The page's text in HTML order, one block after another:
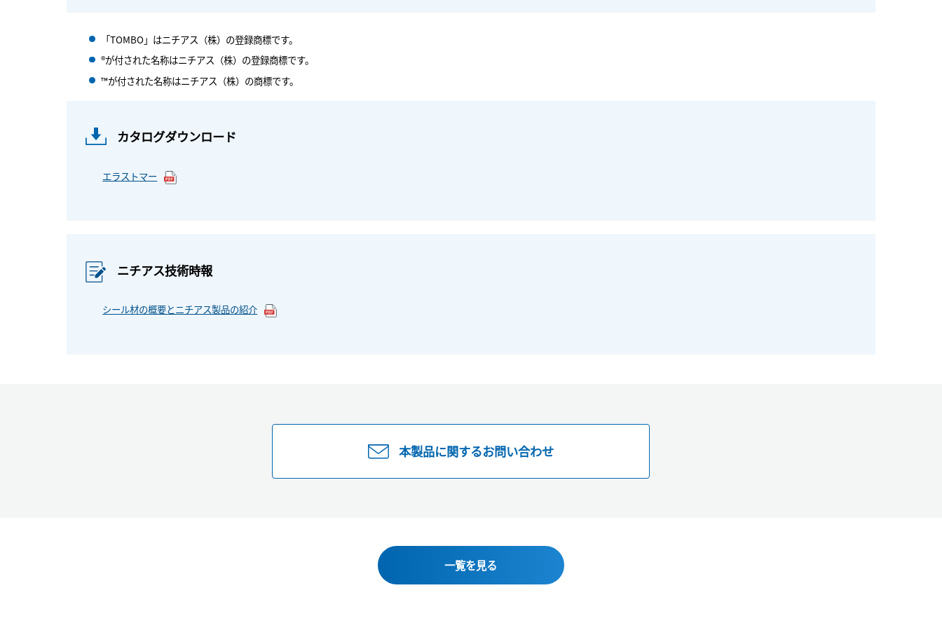
「TOMBO」はニチアス（株）の登録商標です。
®が付された名称はニチアス（株）の登録商標です。
™が付された名称はニチアス（株）の商標です。
カタログダウンロード
エラストマー
ニチアス技術時報
シール材の概要とニチアス製品の紹介
本製品に関するお問い合わせ
一覧を見る